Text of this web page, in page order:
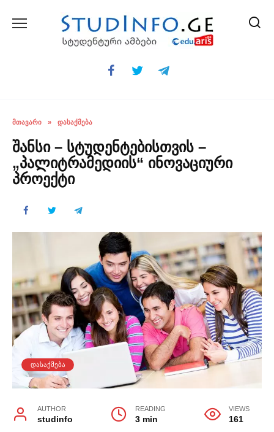
ᲛᲗᲐᲕᲐᲠᲘ » ᲓᲐᲡᲐᲥᲛᲔᲑᲐ
შანსი – სტუდენტებისთვის –
„პალიტრამედიის“ ინოვაციური
პროექტი
ᲓᲐᲡᲐᲥᲛᲔᲑᲐ
AUTHOR
studinfo
READING
3 min
VIEWS
161